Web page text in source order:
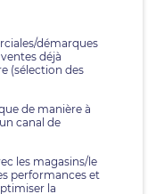
démarques
déjà
(sélection des
de manière à
canal de
les magasins/le
performances et
la